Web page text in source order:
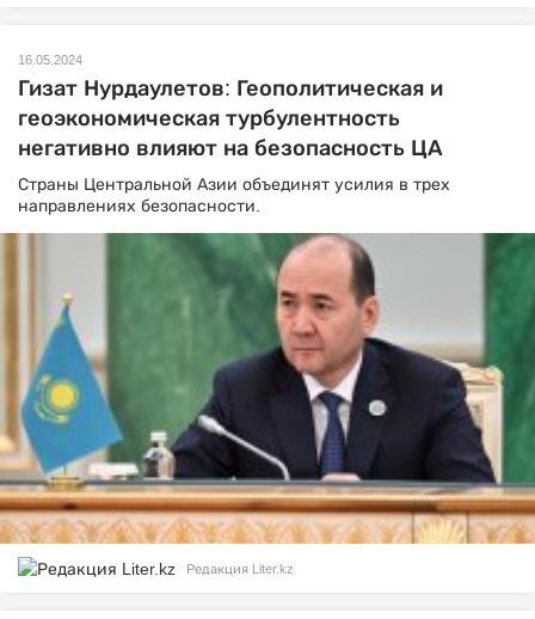
16.05.2024
Гизат Нурдаулетов: Геополитическая и
геоэкономическая турбулентность
негативно влияют на безопасность ЦА
Страны Центральной Азии объединят усилия в трех
направлениях безопасности.
Редакция Liter.kz